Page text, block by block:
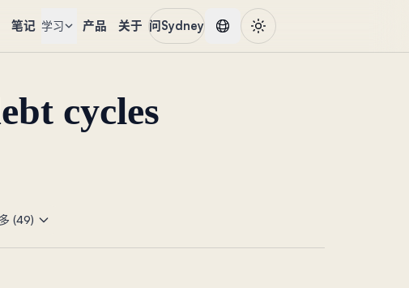
笔记 学习 产品 关于 问Sydney
cycles
(49)